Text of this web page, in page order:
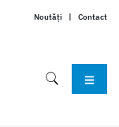
Noutăți | Contact